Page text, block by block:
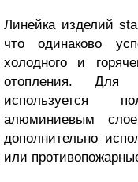
Линейка изделий
что одинаково
холодного и
отопления. Для
используется
алюминиевым
дополнительно
или